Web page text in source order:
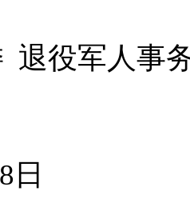
退役军人事
日